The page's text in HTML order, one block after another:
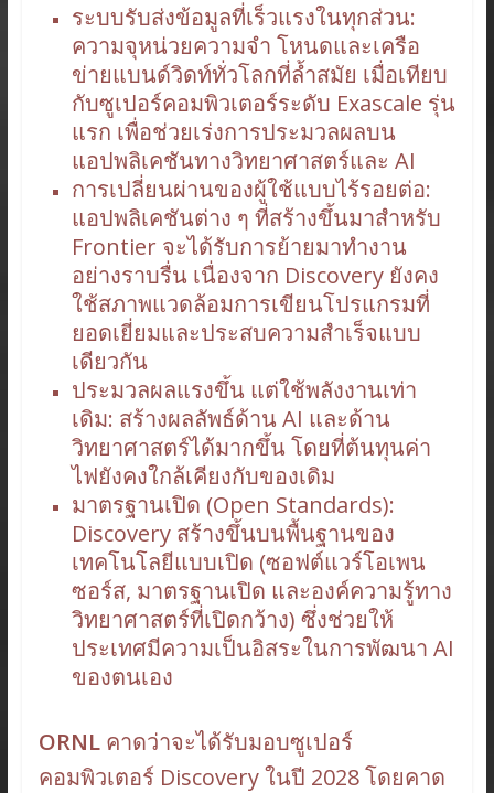
ระบบรับส่งข้อมูลที่เร็วแรงในทุกส่วน:
ความจุหน่วยความจำ โหนดและเครือ
ข่ายแบนด์วิดท์ทั่วโลกที่ล้ำสมัย เมื่อเทียบ
กับซูเปอร์คอมพิวเตอร์ระดับ Exascale รุ่น
แรก เพื่อช่วยเร่งการประมวลผลบน
แอปพลิเคชันทางวิทยาศาสตร์และ AI
การเปลี่ยนผ่านของผู้ใช้แบบไร้รอยต่อ:
แอปพลิเคชันต่าง ๆ ที่สร้างขึ้นมาสำหรับ
Frontier จะได้รับการย้ายมาทำงาน
อย่างราบรื่น เนื่องจาก Discovery ยังคง
ใช้สภาพแวดล้อมการเขียนโปรแกรมที่
ยอดเยี่ยมและประสบความสำเร็จแบบ
เดียวกัน
ประมวลผลแรงขึ้น แต่ใช้พลังงานเท่า
เดิม: สร้างผลลัพธ์ด้าน AI และด้าน
วิทยาศาสตร์ได้มากขึ้น โดยที่ต้นทุนค่า
ไฟยังคงใกล้เคียงกับของเดิม
มาตรฐานเปิด (Open Standards):
Discovery สร้างขึ้นบนพื้นฐานของ
เทคโนโลยีแบบเปิด (ซอฟต์แวร์โอเพน
ซอร์ส, มาตรฐานเปิด และองค์ความรู้ทาง
วิทยาศาสตร์ที่เปิดกว้าง) ซึ่งช่วยให้
ประเทศมีความเป็นอิสระในการพัฒนา AI
ของตนเอง
ORNLคาดว่าจะได้รับมอบซูเปอร์
คอมพิวเตอร์ Discovery ในปี 2028 โดยคาด